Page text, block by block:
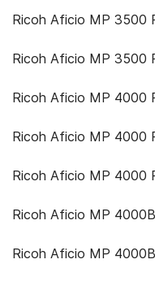
Ricoh Aficio MP 3500
Ricoh Aficio MP 3500
Ricoh Aficio MP 4000
Ricoh Aficio MP 4000
Ricoh Aficio MP 4000
Ricoh Aficio MP
Ricoh Aficio MP